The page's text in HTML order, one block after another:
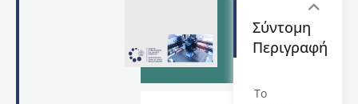
Σύντομη
Περιγραφή
Το